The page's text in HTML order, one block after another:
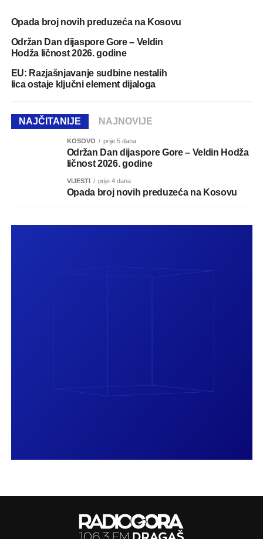
Opada broj novih preduzeća na Kosovu
Održan Dan dijaspore Gore – Veldin
Hodža ličnost 2026. godine
EU: Razjašnjavanje sudbine nestalih
lica ostaje ključni element dijaloga
NAJČITANIJE NAJNOVIJE
KOSOVO prije 5 dana
Održan Dan dijaspore Gore – Veldin Hodža
ličnost 2026. godine
VIJESTI prije 4 dana
Opada broj novih preduzeća na Kosovu